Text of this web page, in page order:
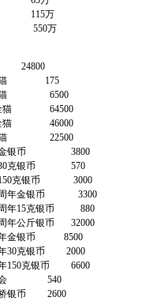
猪 115万
猪 550万
24800
克银猫 175
斤银猫 6500
克金猫 64500
克金猫 46000
克金猫 22500
年金银币 3800
年30克银币 570
年150克银币 3000
70周年金银币 3300
70周年15克银币 880
周年公斤银币 32000
周年金银币 8500
周年30克银币 2000
周年150克银币 6600
博览会 540
大桥银币 2600